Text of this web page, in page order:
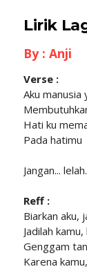
Lirik
By : Anji
Verse :
Aku manusia
Hati ku
Pada hatimu
Jangan...
Reff :
Biarkan aku,
Jadilah
Genggam
Karena